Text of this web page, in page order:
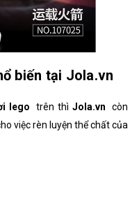
biến tại Jola.vn
lego trên thìJola.vn
còn
việc rèn luyện thể chất của